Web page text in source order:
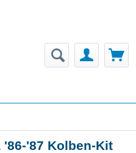
'86-'87 Kolben-Kit